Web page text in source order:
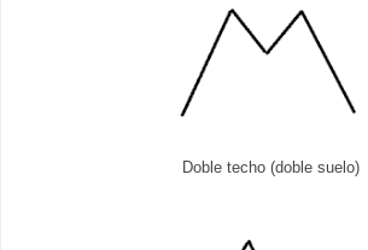
Doble techo (doble suelo)